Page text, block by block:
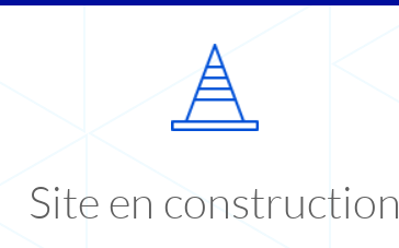
Site en construction